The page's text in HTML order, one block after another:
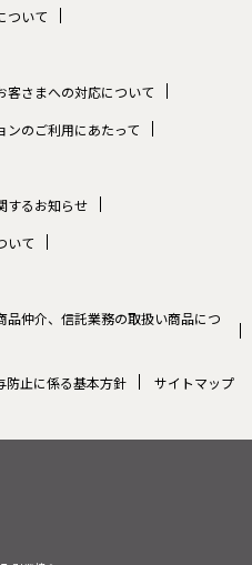
ついて
客さまへの対応について
ンのご利用にあたって
するお知らせ
いて
仲介、信託業務の取扱い商品につ
防止に係る基本方針
サイトマップ